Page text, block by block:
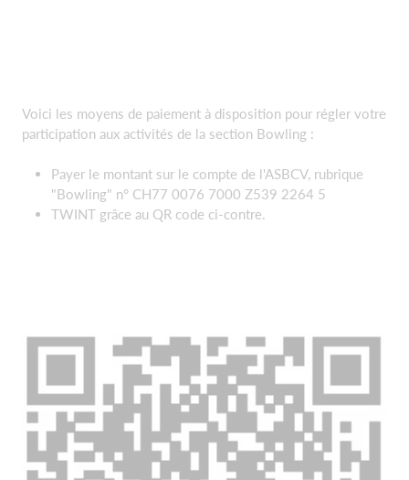
Voici les moyens de paiement à disposition pour régler votre
participation aux activités de la section Bowling :
Payer le montant sur le compte de l'ASBCV, rubrique
"Bowling" n° CH77 0076 7000 Z539 2264 5
TWINT grâce au QR code ci-contre.